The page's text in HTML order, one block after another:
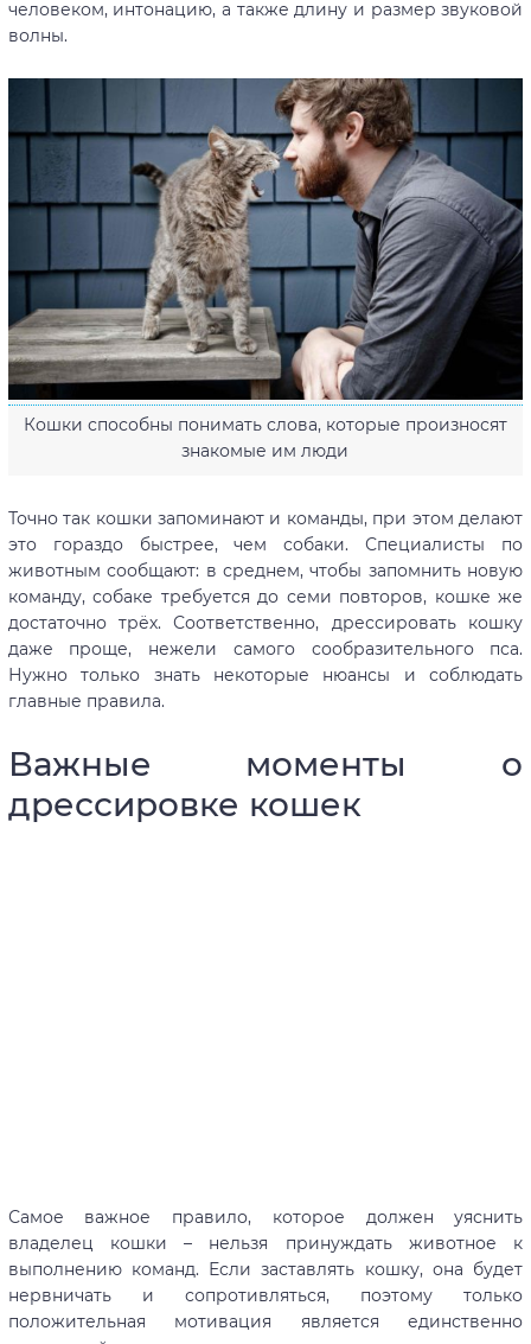
человеком, интонацию, а также длину и размер звуковой
волны.
Кошки способны понимать слова, которые произносят
знакомые им люди
Точно так кошки запоминают и команды, при этом делают
это гораздо быстрее, чем собаки. Специалисты по
животным сообщают: в среднем, чтобы запомнить новую
команду, собаке требуется до семи повторов, кошке же
достаточно трёх. Соответственно, дрессировать кошку
даже проще, нежели самого сообразительного пса.
Нужно только знать некоторые нюансы и соблюдать
главные правила.
Важные моменты о
дрессировке кошек
Самое важное правило, которое должен уяснить
владелец кошки – нельзя принуждать животное к
выполнению команд. Если заставлять кошку, она будет
нервничать и сопротивляться, поэтому только
положительная мотивация является единственно